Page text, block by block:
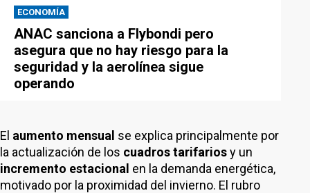
ECONOMÍA
ANAC sanciona a Flybondi pero
asegura que no hay riesgo para la
seguridad y la aerolínea sigue
operando
El aumento mensual se explica principalmente por
la actualización de los cuadros tarifariosy un
incremento estacional en la demanda energética,
motivado por la proximidad del invierno. El rubro